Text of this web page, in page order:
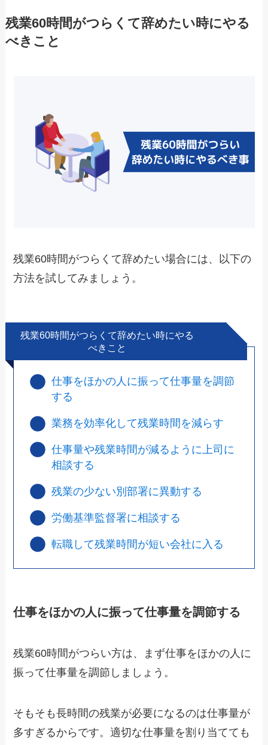
残業60時間がつらくて辞めたい時にやる
べきこと
残業60時間がつらくて辞めたい場合には、以下の
方法を試してみましょう。
残業60時間がつらくて辞めたい時にやる
べきこと
仕事をほかの人に振って仕事量を調節
する
業務を効率化して残業時間を減らす
仕事量や残業時間が減るように上司に
相談する
残業の少ない別部署に異動する
労働基準監督署に相談する
転職して残業時間が短い会社に入る
仕事をほかの人に振って仕事量を調節する
残業60時間がつらい方は、まず仕事をほかの人に
振って仕事量を調節しましょう。
そもそも長時間の残業が必要になるのは仕事量が
多すぎるからです。適切な仕事量を割り当てても